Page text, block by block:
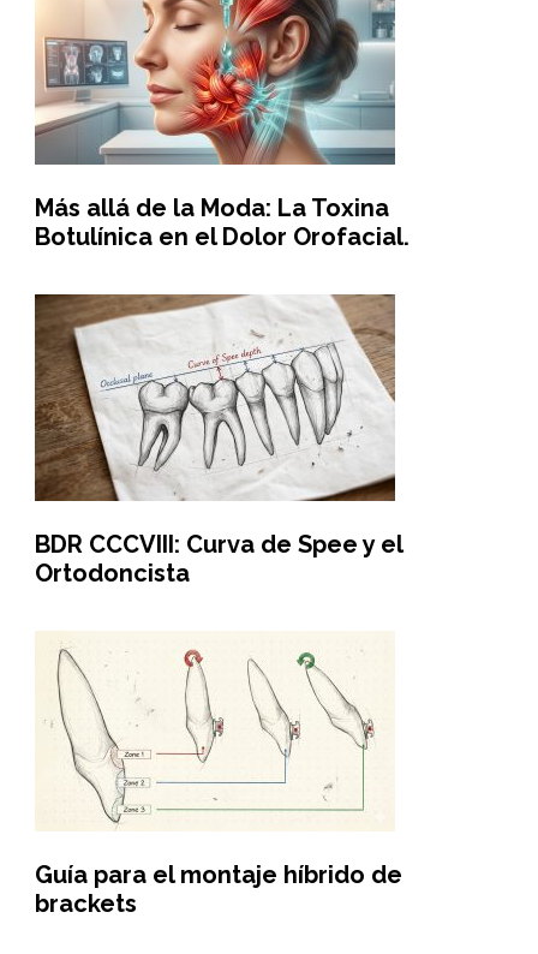
Más allá de la Moda: La Toxina
Botulínica en el Dolor Orofacial.
BDR CCCVIII: Curva de Spee y el
Ortodoncista
Guía para el montaje híbrido de
brackets